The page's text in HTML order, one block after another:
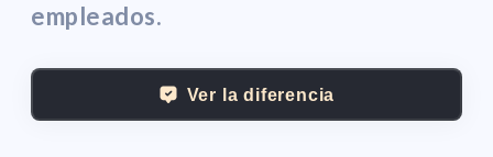
empleados.
Ver la diferencia